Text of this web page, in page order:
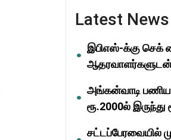
Latest News
இபிஎஸ்-க்கு
அங்கன்வாடி
ரூ.2000ல்
சட்டப்பேரவையில்